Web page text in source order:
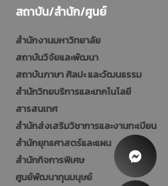
สถาบัน/สำนัก/ศูนย์
สำนักงานมหาวิทยาลัย
สถาบันวิจัยและพัฒนา
สถาบันภาษา ศิลปะ และวัฒนธรรม
สำนักวิทยบริการและเทคโนโลยี
สารสนเทศ
สำนักส่งเสริมวิชาการและงานทะเบียน
สำนักยุทธศาสตร์และแผน
สำนักกิจการพิเศษ
ศูนย์พัฒนาทุนมนุษย์